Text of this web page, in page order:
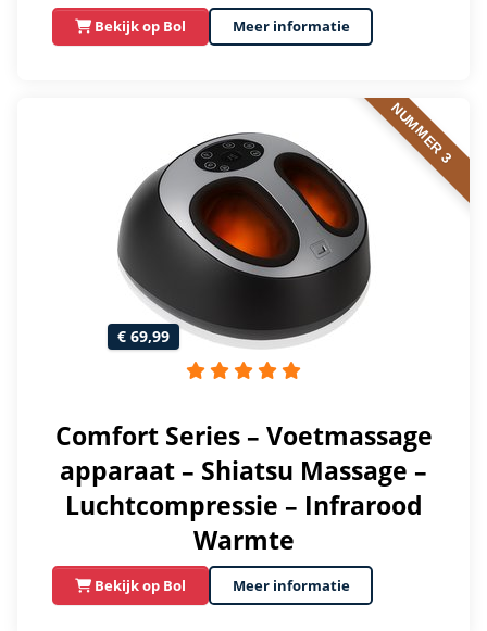
Bekijk op Bol Meer informatie
NUMMER 3
€ 69,99
Comfort Series – Voetmassage
apparaat – Shiatsu Massage –
Luchtcompressie – Infrarood
Warmte
Bekijk op Bol Meer informatie